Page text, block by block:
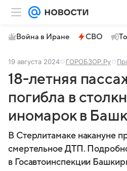
Война в Иране СВО
19 августа 2024 ГОРОБЗОР.Ру
18-летняя
погибла в
иномарок в
В Стерлитамаке накануне
смертельное ДТП.
в Госавтоинспекции